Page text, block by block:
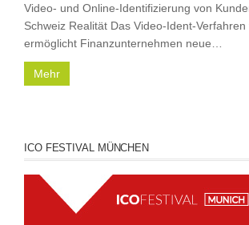
Video- und Online-Identifizierung von
Schweiz Realität Das Video-Ident-
ermöglicht Finanzunternehmen neue…
Mehr
ICO FESTIVAL MÜNCHEN